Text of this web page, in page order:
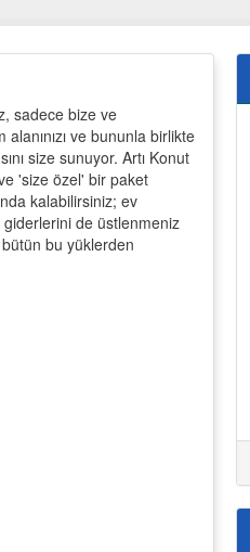
sadece bize ve
ve bununla birlikte
size sunuyor. Artı Konut
'size özel' bir paket
kalabilirsiniz; ev
de üstlenmeniz
bütün bu yüklerden